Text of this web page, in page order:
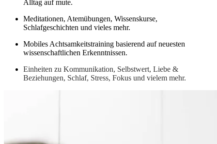
Alltag auf mute.
Meditationen, Atemübungen, Wissenskurse,
Schlafgeschichten und vieles mehr.
Mobiles Achtsamkeitstraining basierend auf neuesten
wissenschaftlichen Erkenntnissen.
Einheiten zu Kommunikation, Selbstwert, Liebe &
Beziehungen, Schlaf, Stress, Fokus und vielem mehr.